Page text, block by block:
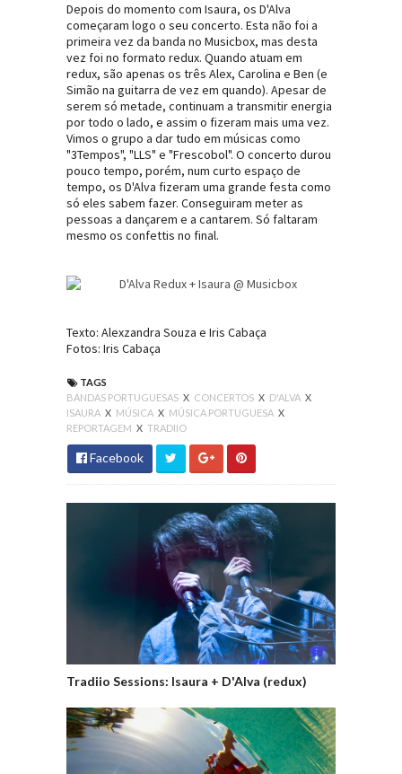
Depois do momento com Isaura, os D'Alva
começaram logo o seu concerto. Esta não foi a
primeira vez da banda no Musicbox, mas desta
vez foi no formato redux. Quando atuam em
redux, são apenas os três Alex, Carolina e Ben (e
Simão na guitarra de vez em quando). Apesar de
serem só metade, continuam a transmitir energia
por todo o lado, e assim o fizeram mais uma vez.
Vimos o grupo a dar tudo em músicas como
"3Tempos", "LLS" e "Frescobol". O concerto durou
pouco tempo, porém, num curto espaço de
tempo, os D'Alva fizeram uma grande festa como
só eles sabem fazer. Conseguiram meter as
pessoas a dançarem e a cantarem. Só faltaram
mesmo os confettis no final.
Texto: Alexzandra Souza e Iris Cabaça
Fotos: Iris Cabaça
TAGS
BANDAS PORTUGUESAS X CONCERTOS X D'ALVA X
ISAURA X MÚSICA X MÚSICA PORTUGUESA X
REPORTAGEM X TRADIIO
Facebook
Tradiio Sessions: Isaura + D'Alva (redux)